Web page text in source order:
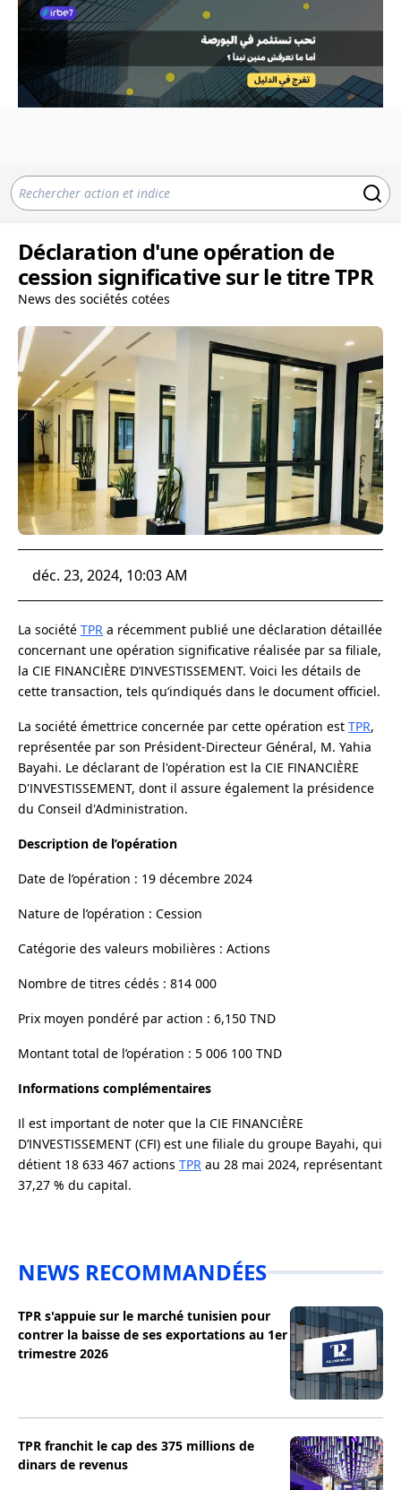
Déclaration d'une opération de
cession significative sur le titre TPR
News des sociétés cotées
déc. 23, 2024, 10:03 AM
La société TPR a récemment publié une déclaration détaillée
concernant une opération significative réalisée par sa filiale,
la CIE FINANCIÈRE D’INVESTISSEMENT. Voici les détails de
cette transaction, tels qu’indiqués dans le document officiel.
La société émettrice concernée par cette opération est TPR,
représentée par son Président-Directeur Général, M. Yahia
Bayahi. Le déclarant de l'opération est la CIE FINANCIÈRE
D'INVESTISSEMENT, dont il assure également la présidence
du Conseil d'Administration.
Description de l’opération
Date de l’opération : 19 décembre 2024
Nature de l’opération : Cession
Catégorie des valeurs mobilières : Actions
Nombre de titres cédés : 814 000
Prix moyen pondéré par action : 6,150 TND
Montant total de l’opération : 5 006 100 TND
Informations complémentaires
Il est important de noter que la CIE FINANCIÈRE
D’INVESTISSEMENT (CFI) est une filiale du groupe Bayahi, qui
détient 18 633 467 actions TPR au 28 mai 2024, représentant
37,27 % du capital.
NEWS RECOMMANDÉES
TPR s'appuie sur le marché tunisien pour
contrer la baisse de ses exportations au 1er
trimestre 2026
TPR franchit le cap des 375 millions de
dinars de revenus